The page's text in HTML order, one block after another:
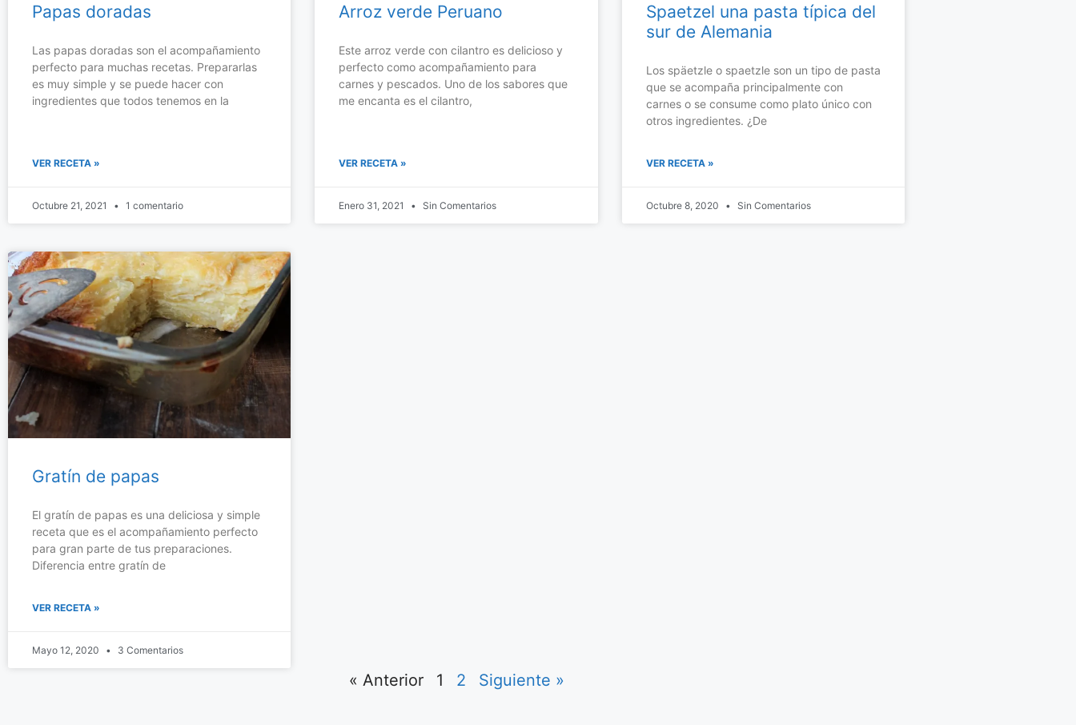
Papas doradas
Las papas doradas son el acompañamiento
perfecto para muchas recetas. Prepararlas
es muy simple y se puede hacer con
ingredientes que todos tenemos en la
VER RECETA »
Octubre 21, 2021 1 comentario
Arroz verde Peruano
Este arroz verde con cilantro es delicioso y
perfecto como acompañamiento para
carnes y pescados. Uno de los sabores que
me encanta es el cilantro,
VER RECETA »
Enero 31, 2021 Sin Comentarios
Spaetzel una pasta típica del
sur de Alemania
Los späetzle o spaetzle son un tipo de pasta
que se acompaña principalmente con
carnes o se consume como plato único con
otros ingredientes. ¿De
VER RECETA »
Octubre 8, 2020 Sin Comentarios
Gratín de papas
El gratín de papas es una deliciosa y simple
receta que es el acompañamiento perfecto
para gran parte de tus preparaciones.
Diferencia entre gratín de
VER RECETA »
Mayo 12, 2020 3 Comentarios
« Anterior 1 2 Siguiente »